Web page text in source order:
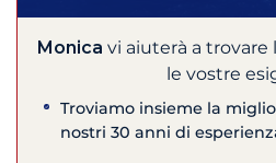
Monica vi aiuterà a trovare
le vostre
Troviamo insieme la
nostri 30 anni di